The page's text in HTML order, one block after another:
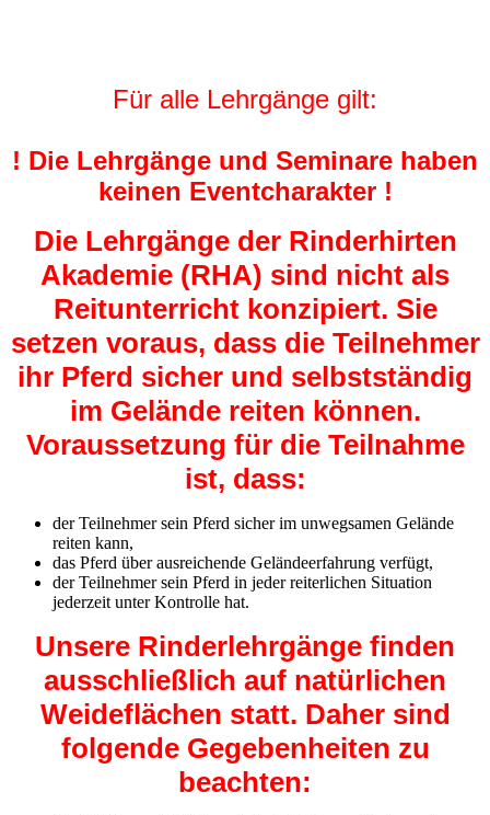
Für alle Lehrgänge gilt:
! Die Lehrgänge und Seminare haben
keinen Eventcharakter !
Die Lehrgänge der Rinderhirten
Akademie (RHA) sind nicht als
Reitunterricht konzipiert. Sie
setzen voraus, dass die Teilnehmer
ihr Pferd sicher und selbstständig
im Gelände reiten können.
Voraussetzung für die Teilnahme
ist, dass:
der Teilnehmer sein Pferd sicher im unwegsamen Gelände
reiten kann,
das Pferd über ausreichende Geländeerfahrung verfügt,
der Teilnehmer sein Pferd in jeder reiterlichen Situation
jederzeit unter Kontrolle hat.
Unsere Rinderlehrgänge finden
ausschließlich auf natürlichen
Weideflächen statt. Daher sind
folgende Gegebenheiten zu
beachten: